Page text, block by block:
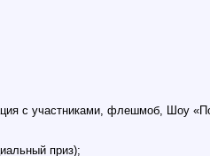
с участниками, флешмоб, Шоу
приз);